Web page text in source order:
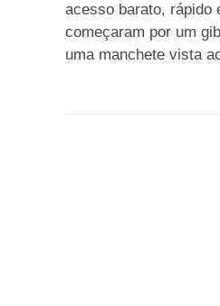
acesso barato, rápido
começaram por um
uma manchete vista